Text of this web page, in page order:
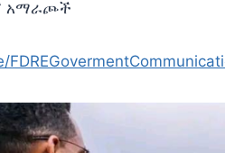
አማራጮች